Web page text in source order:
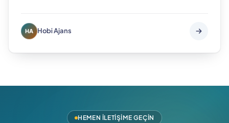
HA Hobi Ajans
HEMEN İLETIŞIME GEÇIN